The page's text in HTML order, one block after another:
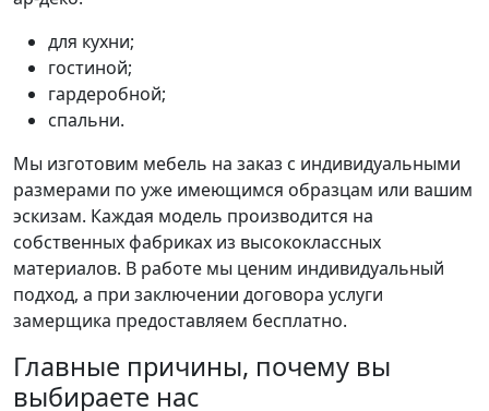
для кухни;
гостиной;
гардеробной;
спальни.
Мы изготовим мебель на заказ с индивидуальными
размерами по уже имеющимся образцам или вашим
эскизам. Каждая модель производится на
собственных фабриках из высококлассных
материалов. В работе мы ценим индивидуальный
подход, а при заключении договора услуги
замерщика предоставляем бесплатно.
Главные причины, почему вы
выбираете нас